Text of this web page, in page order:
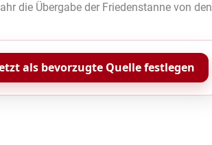
die Übergabe der Friedenstanne von den
als bevorzugte Quelle festlegen